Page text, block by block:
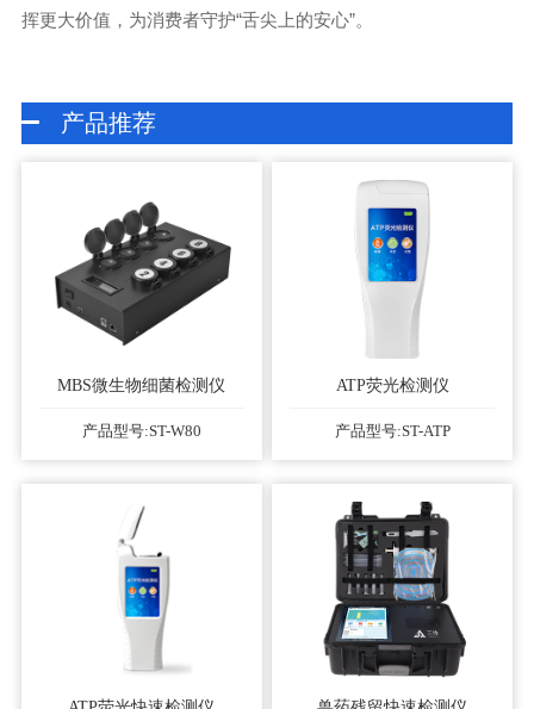
挥更大价值，为消费者守护“舌尖上的安心”。
产品推荐
MBS微生物细菌检测仪
产品型号:ST-W80
ATP荧光检测仪
产品型号:ST-ATP